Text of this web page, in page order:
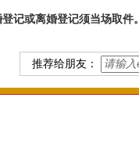
登记或离婚登记须当场取件。
推荐给朋友：